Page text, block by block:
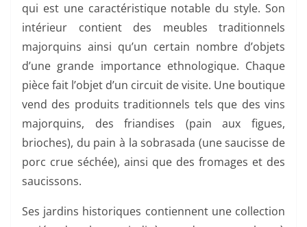
qui est une caractéristique notable du style. Son
intérieur contient des meubles traditionnels
majorquins ainsi qu’un certain nombre d’objets
d’une grande importance ethnologique. Chaque
pièce fait l’objet d’un circuit de visite. Une boutique
vend des produits traditionnels tels que des vins
majorquins, des friandises (pain aux figues,
brioches), du pain à la sobrasada (une saucisse de
porc crue séchée), ainsi que des fromages et des
saucissons.
Ses jardins historiques contiennent une collection